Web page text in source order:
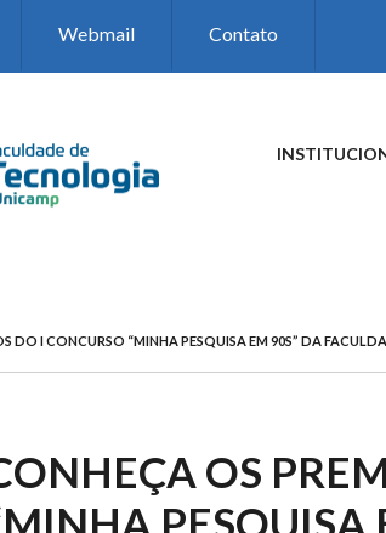
Webmail Contato
DO I CONCURSO “MINHA PESQUISA EM 90S” DA
OS
PESQUISA